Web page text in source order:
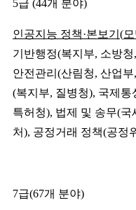
5급 (44개 분야)
인공지능 정책·본보기 (
기반행정(복지부, 소방청,
안전관리 (산림청, 산업부,
(복지부, 질병청), 국제통
특허청), 법제 및 송무(국
처), 공정거래 정책(공정
7급(67개 분야)